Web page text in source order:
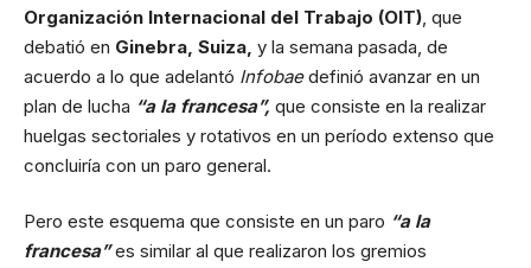
Organización Internacional del Trabajo (OIT) , que
debatió en Ginebra, Suiza, y la semana pasada, de
acuerdo a lo que adelantó Infobaedefinió avanzar en un
plan de lucha “a la francesa”, que consiste en la realizar
huelgas sectoriales y rotativos en un período extenso que
concluiría con un paro general.
Pero este esquema que consiste en un paro “a la
francesa”es similar al que realizaron los gremios